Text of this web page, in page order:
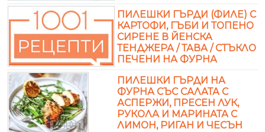
ПИЛЕШКИ ГЪРДИ (ФИЛЕ) С
КАРТОФИ, ГЪБИ И ТОПЕНО
СИРЕНЕ В ЙЕНСКА
ТЕНДЖЕРА / ТАВА / СТЪКЛО
ПЕЧЕНИ НА ФУРНА
ПИЛЕШКИ ГЪРДИ НА
ФУРНА СЪС САЛАТА С
АСПЕРЖИ, ПРЕСЕН ЛУК,
РУКОЛА И МАРИНАТА С
ЛИМОН, РИГАН И ЧЕСЪН